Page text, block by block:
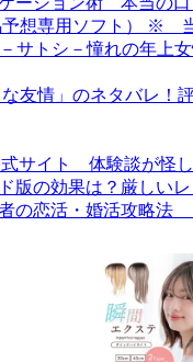
専用ソフト） ※
トシ－憧れの年上
友情」のネタバレ！
式サイト 体験談が怪
版の効果は？厳しい
の恋活・婚活攻略法